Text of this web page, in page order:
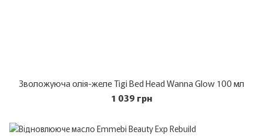
Зволожуюча олія-желе Tigi Bed Head Wanna Glow 100 мл
1 039 грн